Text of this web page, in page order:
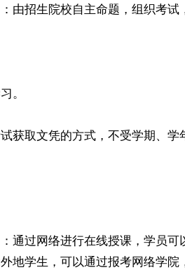
由招生院校自主命题，组织考试
。
获取文凭的方式，不受学期、
通过网络进行在线授课，学员
地学生，可以通过报考网络学院